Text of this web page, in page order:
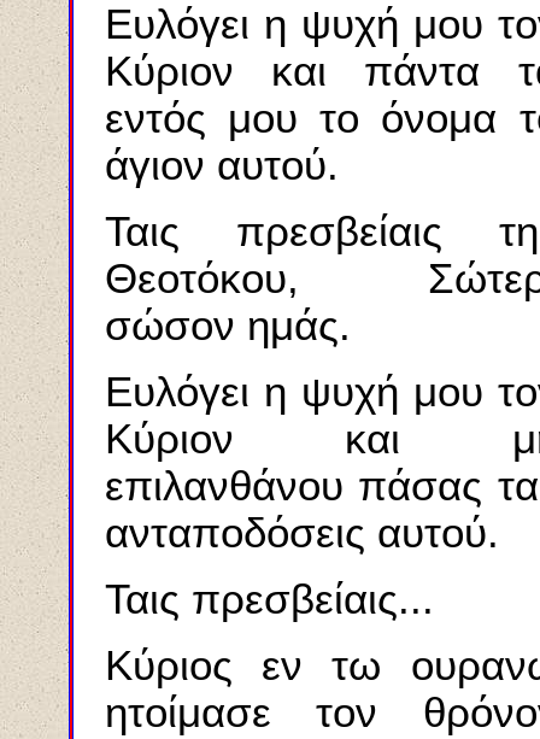
Ευλόγει η ψυχή μου
Κύριον και πάντα
εντός μου το όνομα
άγιον αυτού.
Ταις πρεσβείαις
Θεοτόκου,
σώσον ημάς.
Ευλόγει η ψυχή μου
Κύριον και
επιλανθάνου πάσας
ανταποδόσεις αυτού.
Ταις πρεσβείαις...
Κύριος εν τω
ητοίμασε τον